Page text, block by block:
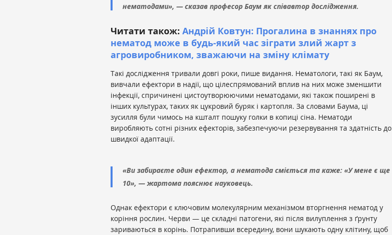
нематодами», — сказав професор Баум як співавтор дослідження.
Читати також: Андрій Ковтун: Прогалина в знаннях про
нематод може в будь-який час зіграти злий жарт з
агровиробником, зважаючи на зміну клімату
Такі дослідження тривали довгі роки, пише видання. Нематологи, такі як Баум,
вивчали ефектори в надії, що цілеспрямований вплив на них може зменшити
інфекції, спричинені цистоутворюючими нематодами, які також поширені в
інших культурах, таких як цукровий буряк і картопля. За словами Баума, ці
зусилля були чимось на кшталт пошуку голки в копиці сіна. Нематоди
виробляють сотні різних ефекторів, забезпечуючи резервування та здатність до
швидкої адаптації.
«Ви забираєте один ефектор, а нематода сміється та каже: «У мене є ще
10», — жартома пояснює науковець.
Однак ефектори є ключовим молекулярним механізмом вторгнення нематод у
коріння рослин. Черви — це складні патогени, які після вилуплення з ґрунту
зариваються в корінь. Потрапивши всередину, вони шукають одну клітину, щоб